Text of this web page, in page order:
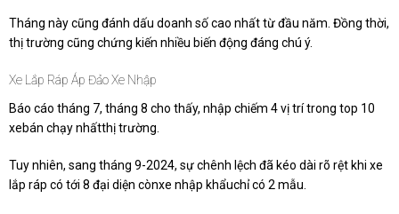
Tháng này cũng đánh dấu doanh số cao nhất từ đầu năm. Đồng thời,
thị trường cũng chứng kiến nhiều biến động đáng chú ý.
Xe Lắp Ráp Áp Đảo Xe Nhập
Báo cáo tháng 7, tháng 8 cho thấy, nhập chiếm 4 vị trí trong top 10
xebán chạy nhấtthị trường.
Tuy nhiên, sang tháng 9-2024, sự chênh lệch đã kéo dài rõ rệt khi xe
lắp ráp có tới 8 đại diện cònxe nhập khẩuchỉ có 2 mẫu.